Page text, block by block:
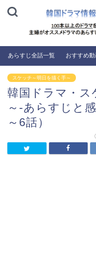
あらすじ全話一覧 おすすめ
スケッチ～明日を描く手～
韓国ドラマ・ス
～-あらすじと
～6話）